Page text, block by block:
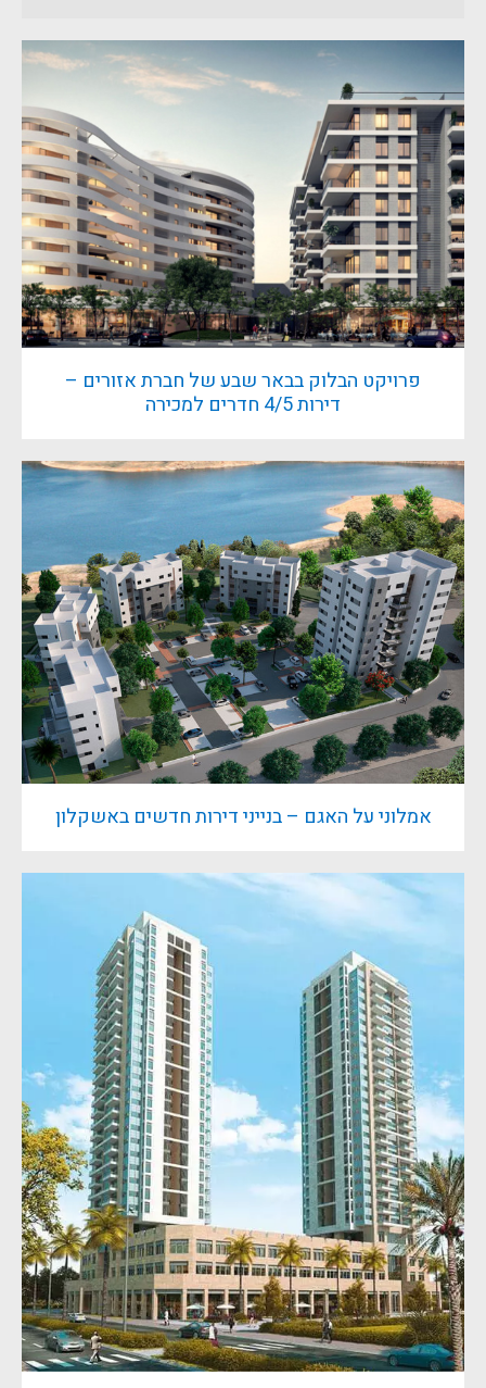
פרויקט הבלוק בבאר שבע של חברת אזורים –
דירות 4/5 חדרים למכירה
אמלוני על האגם – בנייני דירות חדשים באשקלון